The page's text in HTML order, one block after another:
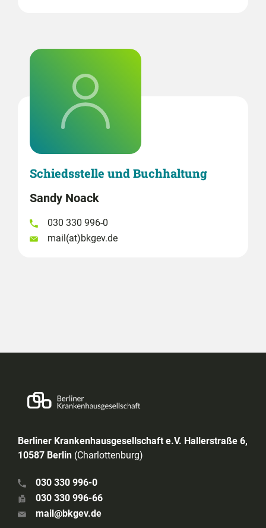
Schiedsstelle und Buchhaltung
Sandy Noack
030 330 996-0
mail(at)bkgev.de
Berliner Krankenhausgesellschaft e.V. Hallerstraße 6,
10587 Berlin (Charlottenburg)
030 330 996-0
030 330 996-66
mail@bkgev.de